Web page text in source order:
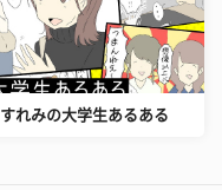
すれみの大学生あるある